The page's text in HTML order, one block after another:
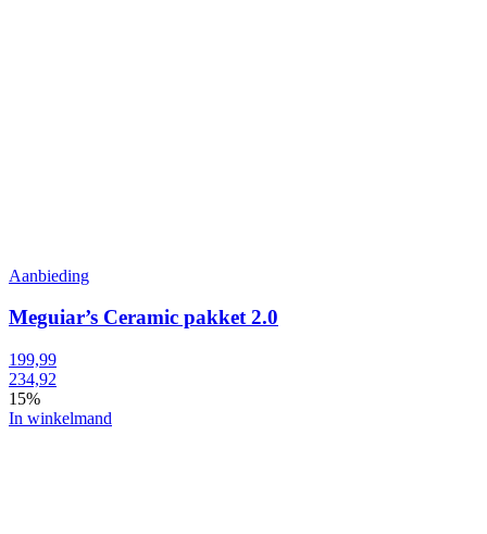
Aanbieding
Meguiar’s Ceramic pakket 2.0
199,99
234,92
15%
In winkelmand